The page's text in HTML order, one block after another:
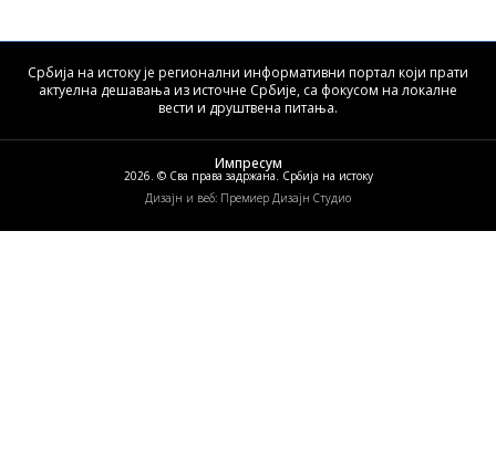
Србија на истоку је регионални информативни портал који прати
актуелна дешавања из источне Србије, са фокусом на локалне
вести и друштвена питања.
2026. © Сва права задржана. Србија на истоку
Импресум
Дизајн и веб: Премиер Дизајн Студио